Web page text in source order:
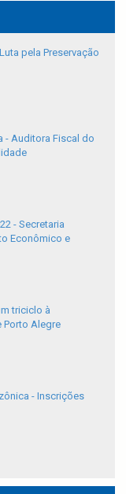
pela Preservação
- Auditora Fiscal do
- Secretaria
Econômico e
triciclo à
Porto Alegre
- Inscrições